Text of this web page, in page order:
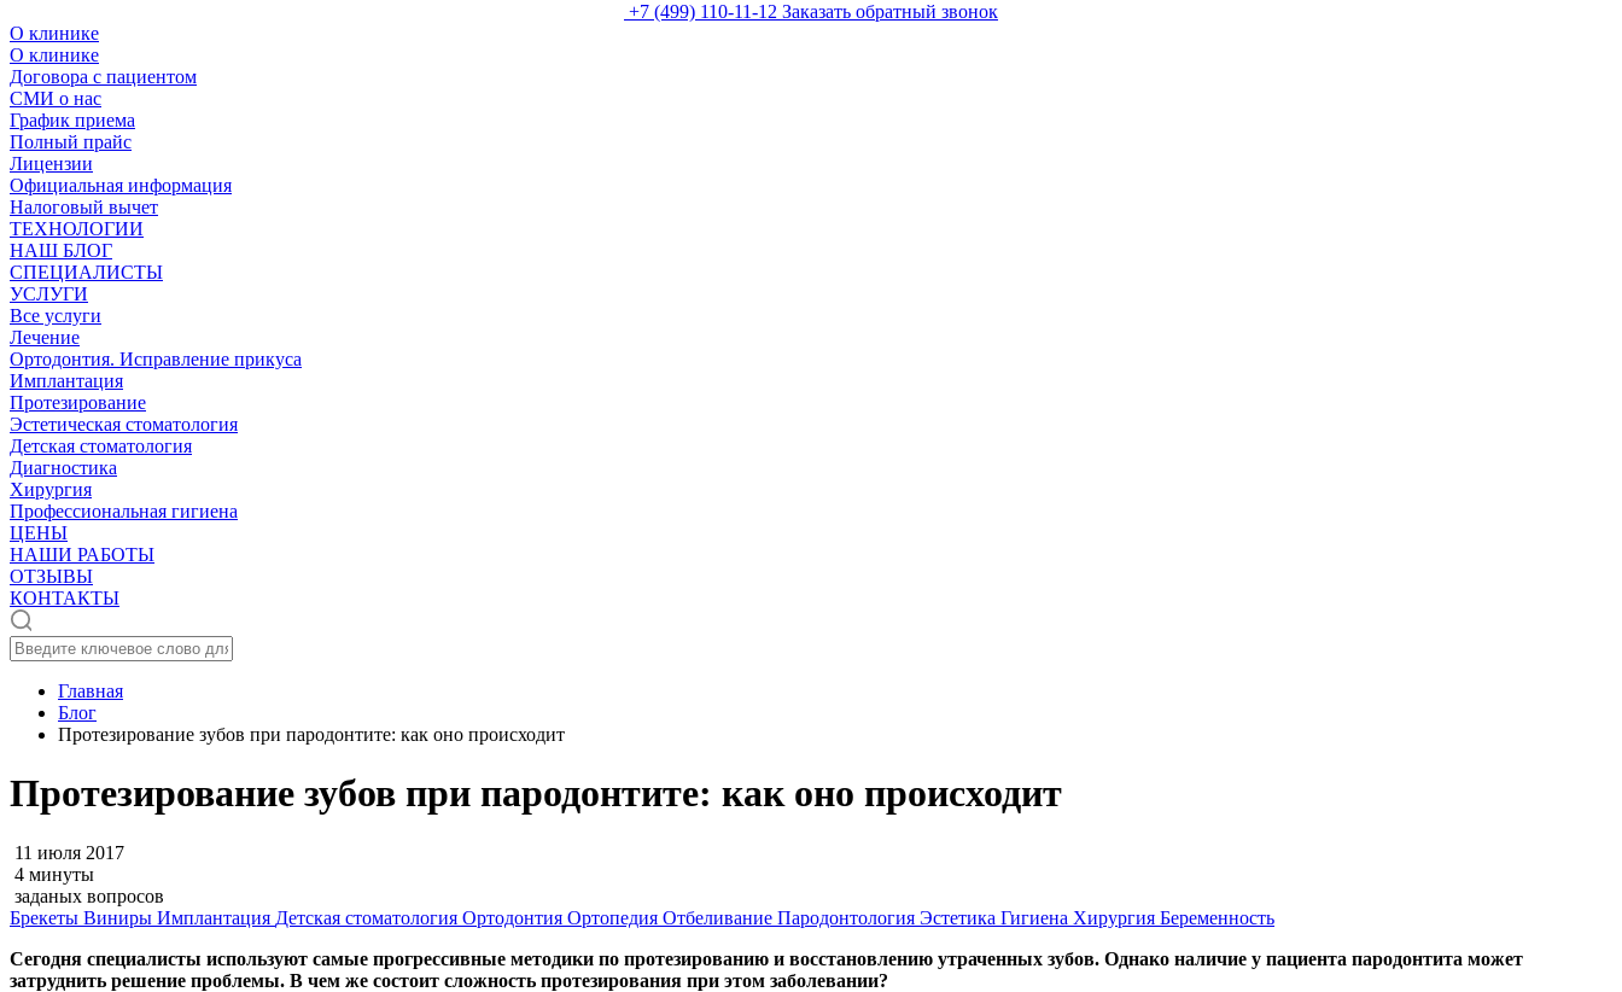
+7 (499) 110-11-12 Заказать обратный звонок
О клинике
О клинике
Договора с пациентом
СМИ о нас
График приема
Полный прайс
Лицензии
Официальная информация
Налоговый вычет
ТЕХНОЛОГИИ
НАШ БЛОГ
СПЕЦИАЛИСТЫ
УСЛУГИ
Все услуги
Лечение
Ортодонтия. Исправление прикуса
Имплантация
Протезирование
Эстетическая стоматология
Детская стоматология
Диагностика
Хирургия
Профессиональная гигиена
ЦЕНЫ
НАШИ РАБОТЫ
ОТЗЫВЫ
КОНТАКТЫ
Главная
Блог
Протезирование зубов при пародонтите: как оно происходит
Протезирование зубов при пародонтите: как оно происходит
11 июля 2017
4 минуты
заданых вопросов
Брекеты Виниры Имплантация Детская стоматология Ортодонтия Ортопедия Отбеливание Пародонтология Эстетика Гигиена Хирургия Беременность
Сегодня специалисты используют самые прогрессивные методики по протезированию и восстановлению утраченных зубов. Однако наличие у пациента пародонтита может
затруднить решение проблемы. В чем же состоит сложность протезирования при этом заболевании?